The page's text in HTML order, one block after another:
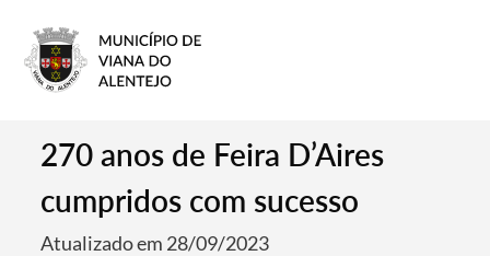
270 anos de Feira D’Aires
cumpridos com sucesso
Atualizado em 28/09/2023